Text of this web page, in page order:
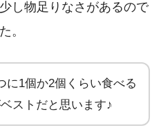
し物足りなさがあるので
。
に1個か2個くらい食べる
ストだと思います♪